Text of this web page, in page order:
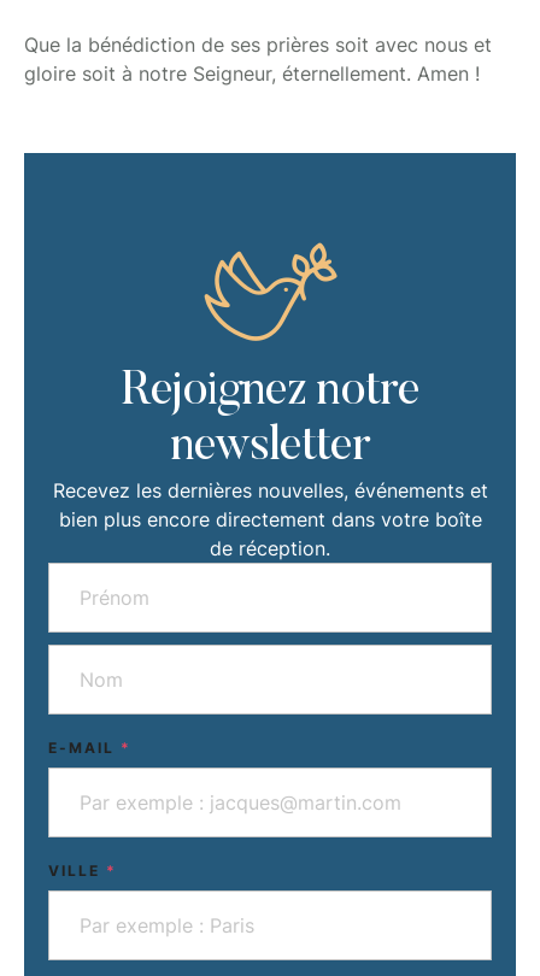
Que la bénédiction de ses prières soit avec nous et
gloire soit à notre Seigneur, éternellement. Amen !
Rejoignez notre
newsletter
Recevez les dernières nouvelles, événements et
bien plus encore directement dans votre boîte
de réception.
E-MAIL *
VILLE *